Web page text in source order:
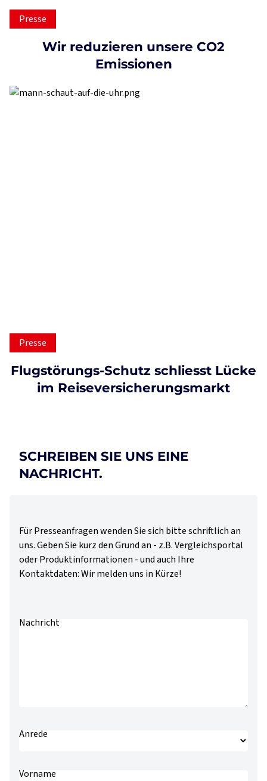
Presse
Wir reduzieren unsere CO2
Emissionen
Presse
Flugstörungs-Schutz schliesst Lücke
im Reiseversicherungsmarkt
SCHREIBEN SIE UNS EINE
NACHRICHT.
Nachricht
Anrede
Vorname
Für Presseanfragen wenden Sie sich bitte schriftlich an
uns. Geben Sie kurz den Grund an - z.B. Vergleichsportal
oder Produktinformationen - und auch Ihre
Kontaktdaten: Wir melden uns in Kürze!